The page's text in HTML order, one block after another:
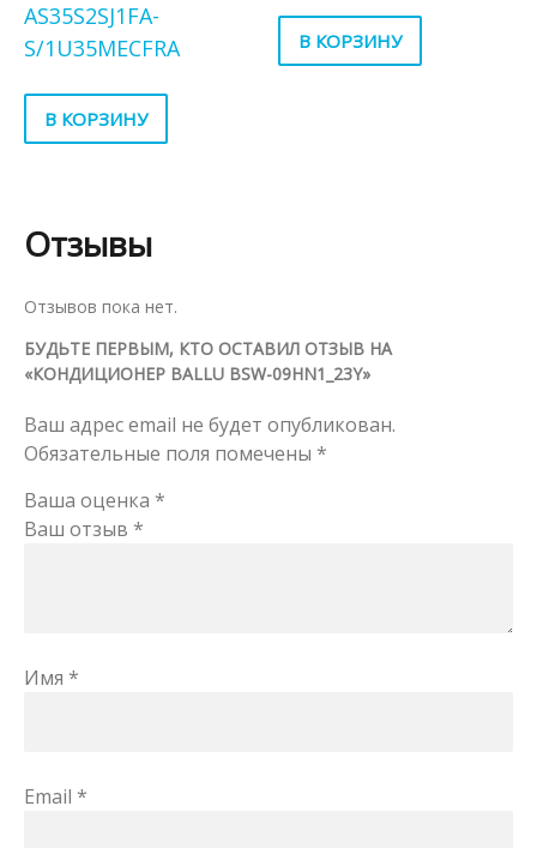
AS35S2SJ1FA-
S/1U35MECFRA
В КОРЗИНУ
В КОРЗИНУ
Отзывы
Отзывов пока нет.
БУДЬТЕ ПЕРВЫМ, КТО ОСТАВИЛ ОТЗЫВ НА
«КОНДИЦИОНЕР BALLU BSW-09HN1_23Y»
Ваш адрес email не будет опубликован.
Обязательные поля помечены *
Ваша оценка *
Ваш отзыв *
Имя *
Email *